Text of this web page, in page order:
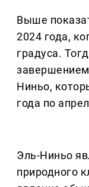
Выше
2024 года,
градуса.
Ниньо,
года по
Эль-Ниньо
природного